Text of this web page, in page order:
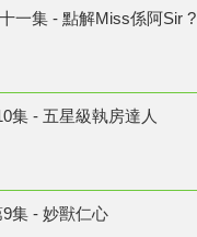
一集 - 點解Miss係阿Sir ?
集 - 五星級執房達人
9集 - 妙獸仁心